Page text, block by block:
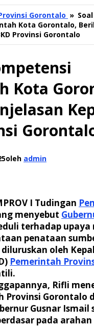
Gorontalo »
Kota Gorontalo,
Provinsi Gorontalo
Kota
oleh admin
I Tudingan
menyebut
terhadap upaya
penataan
oleh
Pemerintah
Rifli
Provinsi Gorontalo
Gusnar Ismail
pada